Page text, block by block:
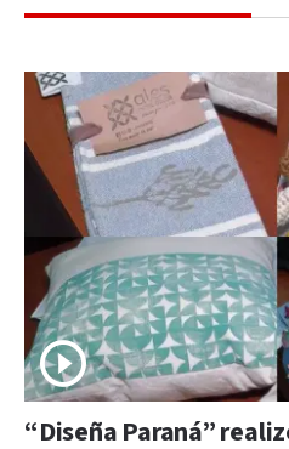
“Diseña Paraná”